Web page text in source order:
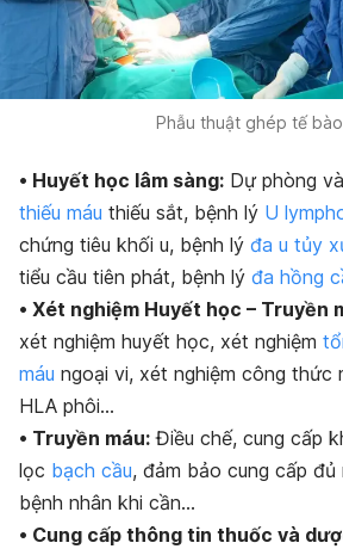
Phẫu thuật ghép tế
• Huyết học lâm sàng: Dự phòng
thiếu máu thiếu sắt, bệnh lý U
chứng tiêu khối u, bệnh lý đa u tủy
tiểu cầu tiên phát, bệnh lý đa hồng
• Xét nghiệm Huyết học – Truyền
xét nghiệm huyết học, xét nghiệm
máu ngoại vi, xét nghiệm công thức
HLA phôi…
• Truyền máu: Điều chế, cung cấp
lọc bạch cầu, đảm bảo cung cấp đủ
bệnh nhân khi cần…
• Cung cấp thông tin thuốc và